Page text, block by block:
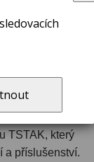
11 poloh
přesnost
chlazení
který
a příslušenství.